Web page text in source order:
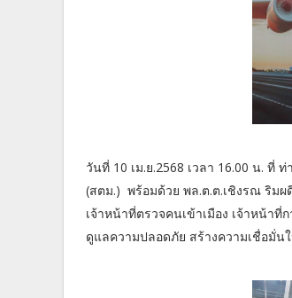
วันที่ 10 เม.ย.2568 เวลา 16.00 น.
(สตม.) พร้อมด้วย พล.ต.ต.เชิงรณ ริมผ
เจ้าหน้าที่ตรวจคนเข้าเมือง เจ้าหน้า
ดูแลความปลอดภัย สร้างความเชื่อมั่น